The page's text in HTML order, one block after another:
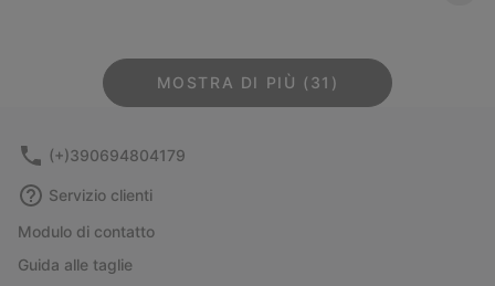
MOSTRA DI PIÙ (31)
(+)390694804179
Servizio clienti
Modulo di contatto
Guida alle taglie